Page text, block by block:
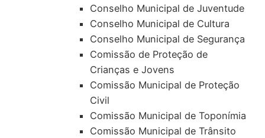
Conselho Municipal de Juventude
Conselho Municipal de Cultura
Conselho Municipal de Segurança
Comissão de Proteção de
Crianças e Jovens
Comissão Municipal de Proteção
Civil
Comissão Municipal de Toponímia
Comissão Municipal de Trânsito